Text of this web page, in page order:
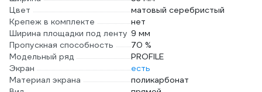
Цвет
матовый серебристый
Крепеж в комплекте
нет
Ширина площадки под ленту 9 мм
Пропускная способность
70 %
Модельный ряд
PROFILE
Экран
есть
Материал экрана
поликарбонат